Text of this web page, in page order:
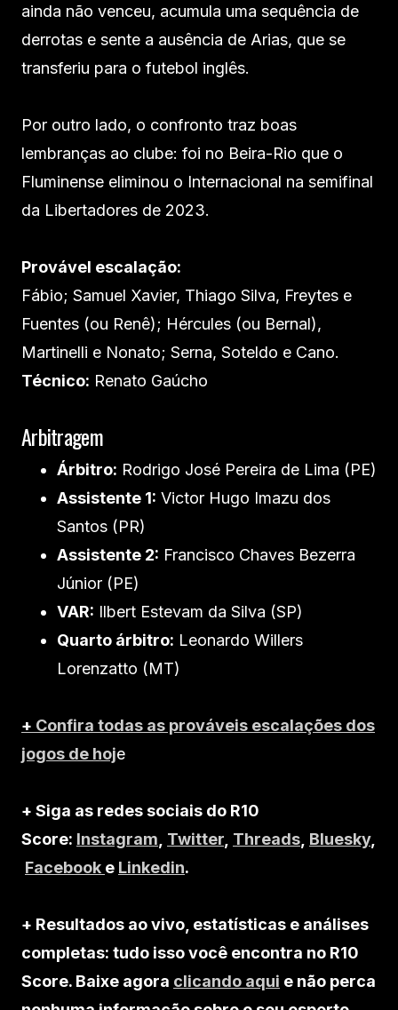
ainda não venceu, acumula uma sequência de
derrotas e sente a ausência de Arias, que se
transferiu para o futebol inglês.
Por outro lado, o confronto traz boas
lembranças ao clube: foi no Beira-Rio que o
Fluminense eliminou o Internacional na semifinal
da Libertadores de 2023.
Provável escalação:
Fábio; Samuel Xavier, Thiago Silva, Freytes e
Fuentes (ou Renê); Hércules (ou Bernal),
Martinelli e Nonato; Serna, Soteldo e Cano.
Técnico: Renato Gaúcho
Arbitragem
Árbitro: Rodrigo José Pereira de Lima (PE)
Assistente 1: Victor Hugo Imazu dos
Santos (PR)
Assistente 2: Francisco Chaves Bezerra
Júnior (PE)
VAR: Ilbert Estevam da Silva (SP)
Quarto árbitro: Leonardo Willers
Lorenzatto (MT)
+ Confira todas as prováveis escalações dos
jogos de hoje
+ Siga as redes sociais do R10
Score: Instagram, Twitter, Threads, Bluesky,
Facebook e Linkedin.
+ Resultados ao vivo, estatísticas e análises
completas: tudo isso você encontra no R10
Score. Baixe agora clicando aqui e não perca